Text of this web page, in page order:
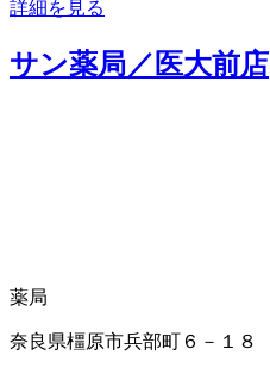
詳細を見る
サン薬局／医大前店
薬局
奈良県橿原市兵部町６－１８